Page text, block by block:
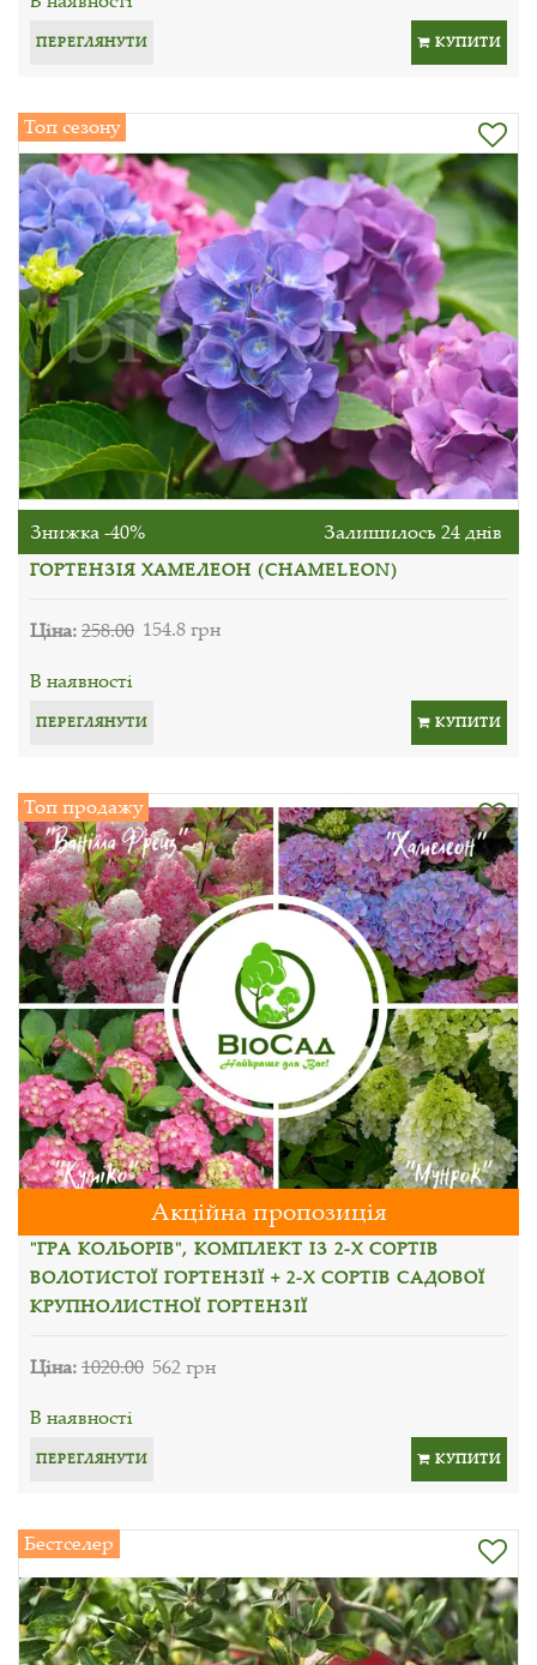
ПЕРЕГЛЯНУТИ КУПИТИ
Топ сезону
Знижка -40% Залишилось 24 днів
ГОРТЕНЗІЯ ХАМЕЛЕОН (CHAMELEON)
Ціна:258.00 154.8 грн
В наявності
ПЕРЕГЛЯНУТИ КУПИТИ
Топ продажу
Акційна пропозиція
"ГРА КОЛЬОРІВ", КОМПЛЕКТ ІЗ 2-Х СОРТІВ
ВОЛОТИСТОЇ ГОРТЕНЗІЇ + 2-Х СОРТІВ САДОВОЇ
КРУПНОЛИСТНОЇ ГОРТЕНЗІЇ
Ціна:1020.00 562 грн
В наявності
ПЕРЕГЛЯНУТИ КУПИТИ
Бестселер